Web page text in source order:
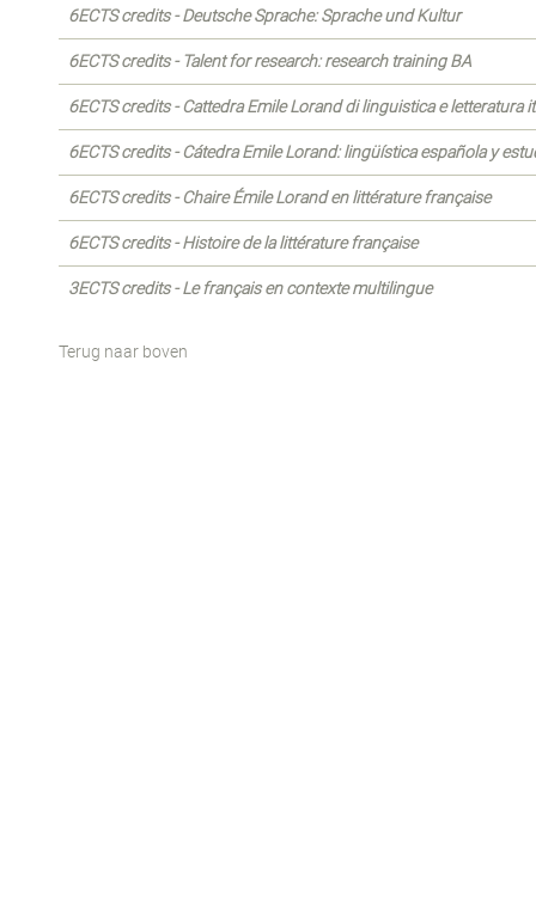
6ECTS credits - Deutsche Sprache: Sprache und Kultur
6ECTS credits - Talent for research: research training BA
6ECTS credits - Cattedra Emile Lorand di linguistica e letteratura
6ECTS credits - Cátedra Emile Lorand: lingüística española y
6ECTS credits - Chaire Émile Lorand en littérature française
6ECTS credits - Histoire de la littérature française
3ECTS credits - Le français en contexte multilingue
Terug naar boven